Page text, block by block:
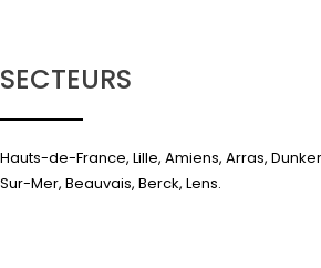
SECTEURS
Hauts-de-France, Lille, Amiens, Arras,
Sur-Mer, Beauvais, Berck, Lens.